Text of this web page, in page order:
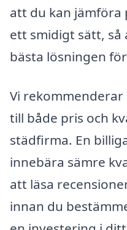
att du kan jämföra
ett smidigt sätt,
bästa lösningen
Vi
till både pris och
städfirma. En
innebära sämre
att läsa
innan du